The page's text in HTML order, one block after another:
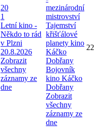
20
1
Letní kino -
Někdo to rád
v Plzni
20.8.2026
Zobrazit
všechny
záznamy ze
dne
mezinárodní
mistrovství
Tajemství
křišťálové
planety kino
Káčko
Dobřany
Bojovník
kino Káčko
Dobřany
Zobrazit
všechny
záznamy ze
dne
22